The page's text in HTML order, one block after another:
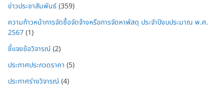
ข่าวประชาสัมพันธ์(359)
ความก้าวหน้าการจัดซื้อจัดจ้างหรือการจัดหาพัสดุ ประจำปีงบประมาณ พ.ศ.
2567(1)
ชี้แจงข้อวิจารณ์(2)
ประกาศประกวดราคา (5)
ประกาศร่างวิจารณ์(4)